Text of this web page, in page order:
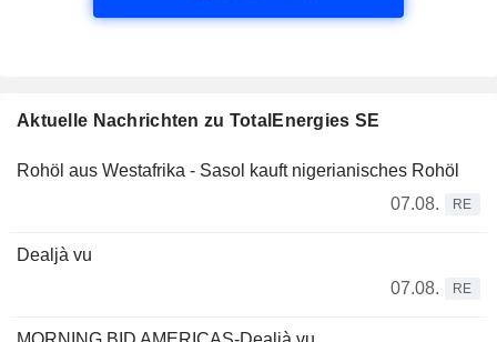
Aktuelle Nachrichten zu TotalEnergies SE
Rohöl aus Westafrika - Sasol kauft nigerianisches Rohöl
07.08.
RE
Dealjà vu
07.08.
RE